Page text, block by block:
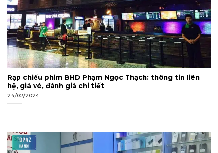
Rạp chiếu phim BHD Phạm Ngọc Thạch: thông tin liên
hệ, giá vé, đánh giá chi tiết
24/02/2024